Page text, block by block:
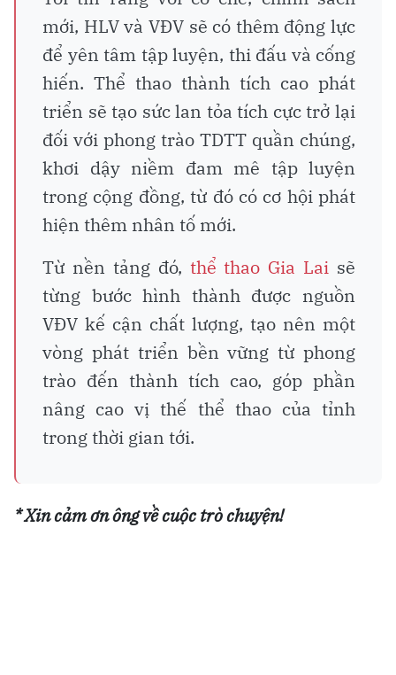
mới, HLV và VĐV sẽ có thêm động lực
để yên tâm tập luyện, thi đấu và cống
hiến. Thể thao thành tích cao phát
triển sẽ tạo sức lan tỏa tích cực trở lại
đối với phong trào TDTT quần chúng,
khơi dậy niềm đam mê tập luyện
trong cộng đồng, từ đó có cơ hội phát
hiện thêm nhân tố mới.
Từ nền tảng đó, thể thao Gia Lai sẽ
từng bước hình thành được nguồn
VĐV kế cận chất lượng, tạo nên một
vòng phát triển bền vững từ phong
trào đến thành tích cao, góp phần
nâng cao vị thế thể thao của tỉnh
trong thời gian tới.
* Xin cảm ơn ông về cuộc trò chuyện!